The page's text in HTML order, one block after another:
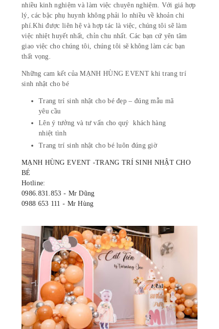
nhiều kinh nghiệm và làm việc chuyên nghiệm. Với giá hợp
lý, các bậc phụ huynh không phải lo nhiều về khoản chi
phí.Khi được liên hệ và hợp tác là việc, chúng tôi sẽ làm
việc nhiệt huyết nhất, chỉn chu nhất. Các bạn cứ yên tâm
giao việc cho chúng tôi, chúng tôi sẽ không làm các bạn
thất vọng.
Những cam kết của MẠNH HÙNG EVENT khi trang trí
sinh nhật cho bé
Trang trí sinh nhật cho bé đẹp – đúng mẫu mã
yêu cầu
Lên ý tưởng và tư vấn cho quý khách hàng
nhiệt tình
Trang trí sinh nhật cho bé luôn đúng giờ
MẠNH HÙNG EVENT -TRANG TRÍ SINH NHẬT CHO
BÉ
Hotline:
0986.831.853 - Mr Dũng
0988 653 111 - Mr Hùng